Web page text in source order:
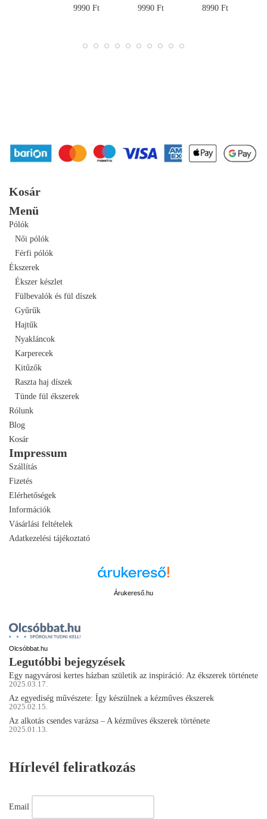
9990Ft 9990Ft 8990Ft
Kosár
Menü
Pólók
Női pólók
Férfi pólók
Ékszerek
Ékszer készlet
Fülbevalók és fül díszek
Gyűrűk
Hajtűk
Nyakláncok
Karperecek
Kitűzők
Raszta haj díszek
Tünde fül ékszerek
Rólunk
Blog
Kosár
Impressum
Szállítás
Fizetés
Elérhetőségek
Információk
Vásárlási feltételek
Adatkezelési tájékoztató
Árukereső.hu
Olcsóbbat.hu
Legutóbbi bejegyzések
Egy nagyvárosi kertes házban születik az inspiráció: Az ékszerek története
2025.03.17.
Az egyediség művészete: Így készülnek a kézműves ékszerek
2025.02.15.
Az alkotás csendes varázsa – A kézműves ékszerek története
2025.01.13.
Hírlevél feliratkozás
Email